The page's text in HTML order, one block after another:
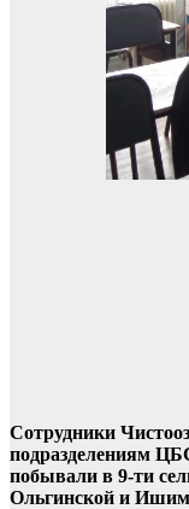
Сотрудники
подразделениям
побывали в 9-ти
Ольгинской и